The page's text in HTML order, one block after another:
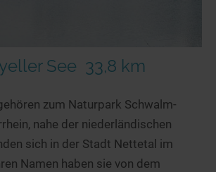
See 33,8 km
zum Naturpark Schwalm-
nahe der niederländischen
sich in der Stadt Nettetal im
Namen haben sie von dem